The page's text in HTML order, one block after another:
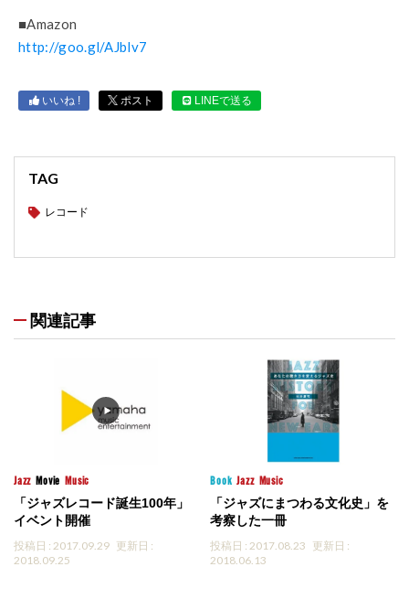
■Amazon
http://goo.gl/AJblv7
いいね ! ポスト LINEで送る
TAG
レコード
関連記事
Jazz Movie Music
「ジャズレコード誕生100年」
イベント開催
投稿日 : 2017.09.29 更新日 :
2018.09.25
Book Jazz Music
「ジャズにまつわる文化史」を
考察した一冊
投稿日 : 2017.08.23 更新日 :
2018.06.13